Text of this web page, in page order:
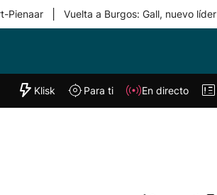
Pienaar Vuelta a Burgos: Gall, nuevo líder
"Helmuga"
Klisk
Klisk Para ti En directo